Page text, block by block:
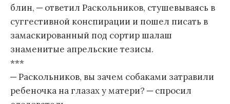
блин, ─ ответил Раскольников, стушевываясь в
суггестивной конспирации и пошел писать в
замаскированный под сортир шалаш
знаменитые апрельские тезисы.
***
─ Раскольников, вы зачем собаками затравили
ребеночка на глазах у матери? ─ спросил